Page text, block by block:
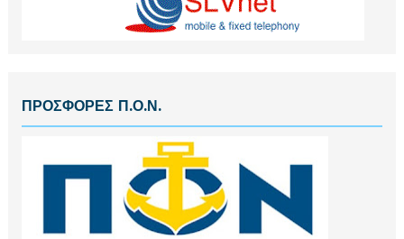
ΠΡΟΣΦΟΡΕΣ Π.Ο.Ν.